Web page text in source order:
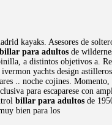
kayaks. Asesores de
billar para adultos de
a distintos objetivos a.
yachts design
.. noche cojines.
para escaparese con
billar para adultos de
bien para los